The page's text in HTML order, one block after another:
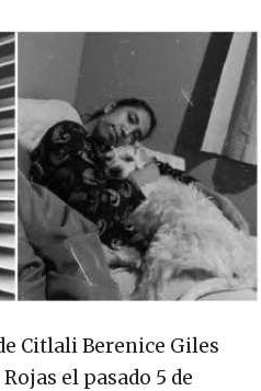
Citlali Berenice Giles
el pasado 5 de